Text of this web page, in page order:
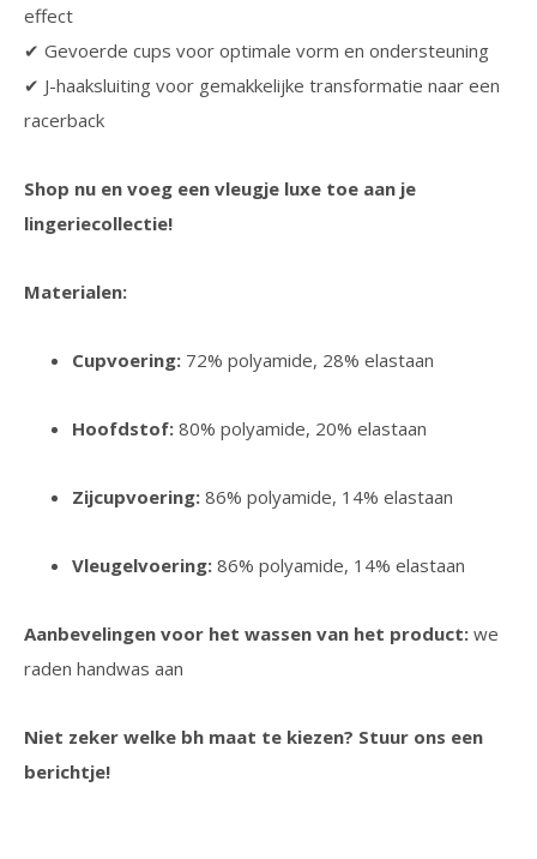
effect
✔ Gevoerde cups voor optimale vorm en ondersteuning
✔ J-haaksluiting voor gemakkelijke transformatie naar een
racerback
Shop nu en voeg een vleugje luxe toe aan je
lingeriecollectie!
Materialen:
Cupvoering: 72% polyamide, 28% elastaan
Hoofdstof: 80% polyamide, 20% elastaan
Zijcupvoering: 86% polyamide, 14% elastaan
Vleugelvoering: 86% polyamide, 14% elastaan
Aanbevelingen voor het wassen van het product: we
raden handwas aan
Niet zeker welke bh maat te kiezen? Stuur ons een
berichtje!